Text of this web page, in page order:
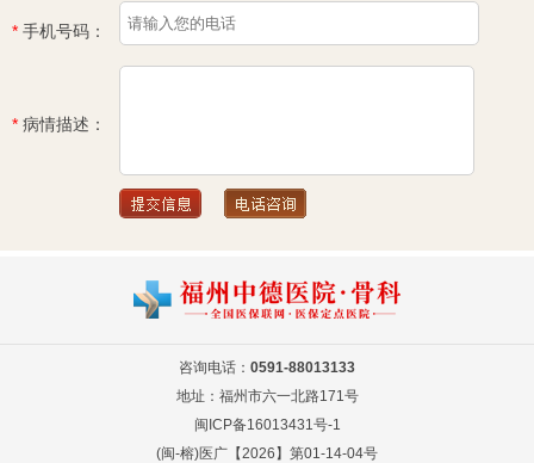
* 手机号码：
* 病情描述：
咨询电话： 0591-88013133
地址：福州市六一北路171号
闽ICP备16013431号-1
(闽-榕)医广【2026】第01-14-04号